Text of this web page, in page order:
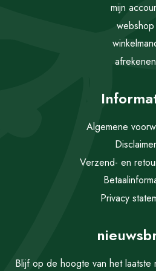
mijn
webshop
afrekenen
Algemene
Disclaimer
Verzend- en
Privacy
Blijf op de hoogte van het laatste